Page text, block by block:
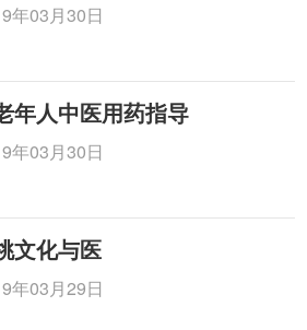
年03月30日
年人中医用药指导
年03月30日
文化与医
年03月29日